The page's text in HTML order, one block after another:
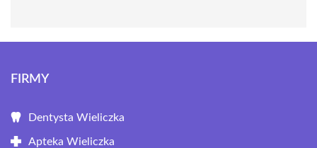
FIRMY
Dentysta Wieliczka
Apteka Wieliczka